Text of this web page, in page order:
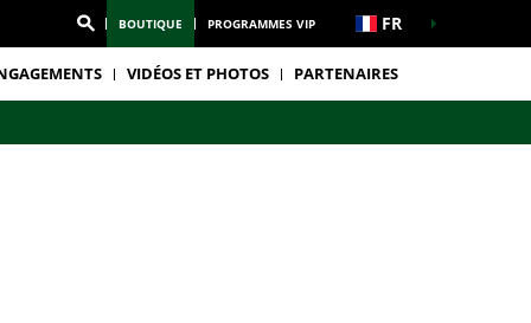
BOUTIQUE PROGRAMMES VIP FR
VIDÉOS ET PHOTOS PARTENAIRES